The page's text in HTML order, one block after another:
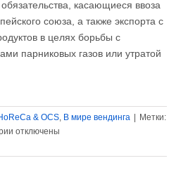
касающиеся ввоза
союза, а также экспорта с
в целях борьбы с
парниковых газов или утратой
& OCS, В мире вендинга
Метки:
к
ЕС
отключены